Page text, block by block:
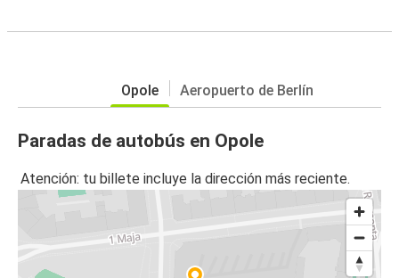
Opole Aeropuerto de Berlín
Paradas de autobús en Opole
Atención: tu billete incluye la dirección más reciente.